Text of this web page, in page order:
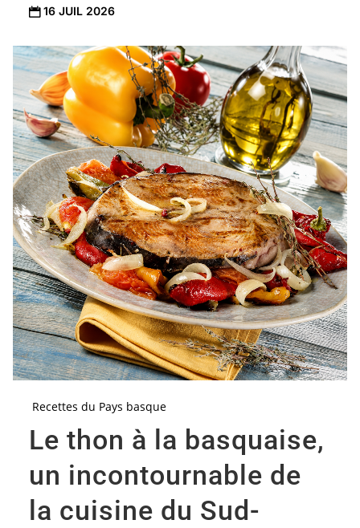
 16 JUIL 2026
Recettes du Pays basque
Le thon à la basquaise,
un incontournable de
la cuisine du Sud-